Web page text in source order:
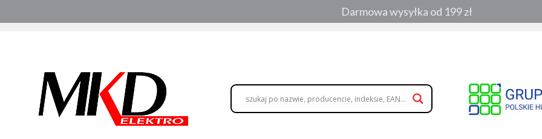
do
Doradztwo, zamówienia telefoniczne: 508 053 391 ,508 686 242
Darmowa wysyłka od 199 zł